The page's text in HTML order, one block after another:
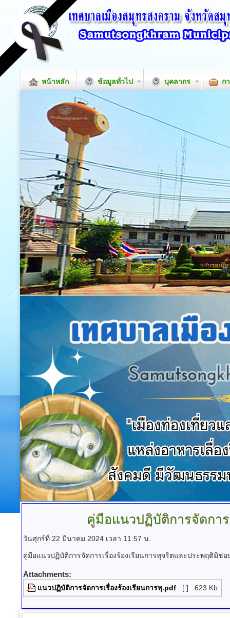
หน้าหลัก ข้อมูลทั่วไป บุคลากร ก
คู่มือแนวปฏิบัติการจัดกา
วันศุกร์ที่ 22 มีนาคม 2024 เวลา 11:57 น.
คู่มือแนวปฏิบัติการจัดการเรื่องร้องเรียนการทุจริตและประพฤติมิชอ
Attachments:
แนวปฏิบัติการจัดการเรื่องร้องเรียนการทุ.pdf [ ] 623 Kb